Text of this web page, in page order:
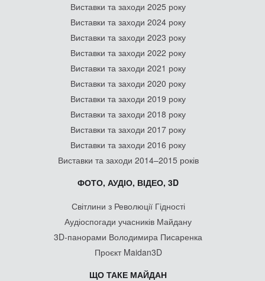
Виставки та заходи 2025 року
Виставки та заходи 2024 року
Виставки та заходи 2023 року
Виставки та заходи 2022 року
Виставки та заходи 2021 року
Виставки та заходи 2020 року
Виставки та заходи 2019 року
Виставки та заходи 2018 року
Виставки та заходи 2017 року
Виставки та заходи 2016 року
Виставки та заходи 2014–2015 років
ФОТО, АУДІО, ВІДЕО, 3D
Світлини з Революції Гідності
Аудіоспогади учасників Майдану
3D-панорами Володимира Писаренка
Проєкт Maidan3D
ЩО ТАКЕ МАЙДАН